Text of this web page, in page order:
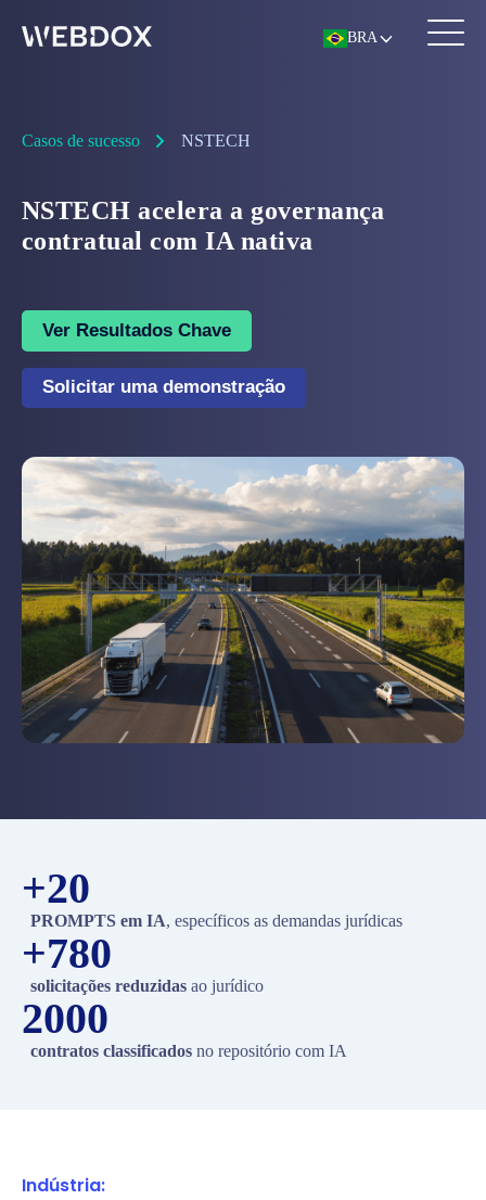
BRA
Casos de sucesso NSTECH
NSTECH acelera a governança
contratual com IA nativa
Ver Resultados Chave
Solicitar uma demonstração
+20
PROMPTS em IA, específicos as demandas jurídicas
+780
solicitações reduzidasao jurídico
2000
contratos classificados no repositório com IA
Indústria: